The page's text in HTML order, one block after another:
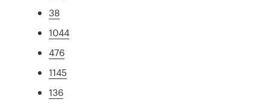
38
1044
476
1145
136